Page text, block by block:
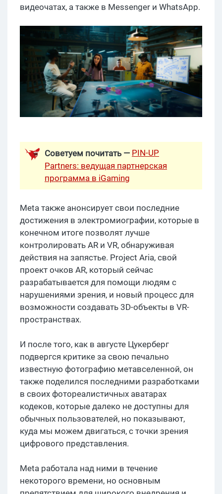
видеочатах, а также в Messenger и WhatsApp.
Советуем почитать — PIN-UP
Partners: ведущая партнерская
программа в iGaming
Meta также анонсирует свои последние
достижения в электромиографии, которые в
конечном итоге позволят лучше
контролировать AR и VR, обнаруживая
действия на запястье. Project Aria, свой
проект очков AR, который сейчас
разрабатывается для помощи людям с
нарушениями зрения, и новый процесс для
возможности создавать 3D-объекты в VR-
пространствах.
И после того, как в августе Цукерберг
подвергся критике за свою печально
известную фотографию метавселенной, он
также поделился последними разработками
в своих фотореалистичных аватарах
кодеков, которые далеко не доступны для
обычных пользователей, но показывают,
куда мы можем двигаться, с точки зрения
цифрового представления.
Meta работала над ними в течение
некоторого времени, но основным